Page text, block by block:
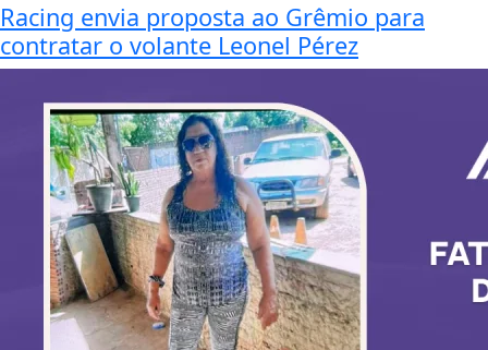
Racing envia proposta ao Grêmio para
contratar o volante Leonel Pérez